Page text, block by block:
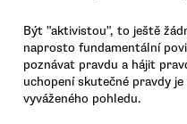
Být "aktivistou", to ještě
naprosto fundamentální
poznávat pravdu a hájit
uchopení skutečné pravdy
vyváženého pohledu.